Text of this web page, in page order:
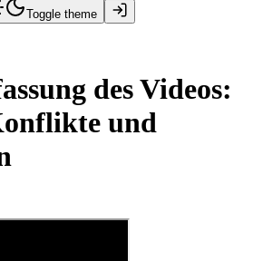
Toggle theme
des Videos:
und